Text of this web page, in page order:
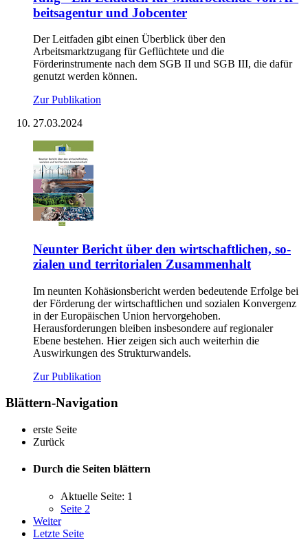
beit­s­agen­tur und Job­cen­ter
Der Leitfaden gibt einen Überblick über den
Arbeitsmarktzugang für Geflüchtete und die
Förderinstrumente nach dem SGB II und SGB III, die dafür
genutzt werden können.
Zur Publikation
27.03.2024
Neun­ter Be­richt über den wirt­schaft­li­chen, so­
zia­len und ter­ri­to­ria­len Zu­sam­men­halt
Im neunten Kohäsionsbericht werden bedeutende Erfolge bei
der Förderung der wirtschaftlichen und sozialen Konvergenz
in der Europäischen Union hervorgehoben.
Herausforderungen bleiben insbesondere auf regionaler
Ebene bestehen. Hier zeigen sich auch weiterhin die
Auswirkungen des Strukturwandels.
Zur Publikation
Blättern-Navigation
erste Seite
Zurück
Durch die Seiten blättern
Aktuelle Seite: 1
Seite 2
Weiter
Letzte Seite